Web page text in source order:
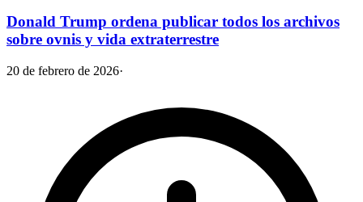
Donald Trump ordena publicar todos los archivos
sobre ovnis y vida extraterrestre
20 de febrero de 2026·